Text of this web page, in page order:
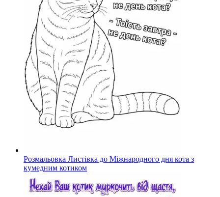
Розмальовка Листівка до Міжнародного дня кота з
кумедним котиком